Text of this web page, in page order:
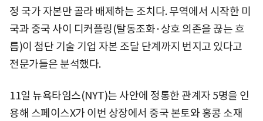
정 국가 자본만 골라 배제하는 조치다. 무역에서 시작한 미
국과 중국 사이 디커플링(탈동조화·상호 의존을 끊는 흐
름)이 첨단 기술 기업 자본 조달 단계까지 번지고 있다고
전문가들은 분석했다.
11일 뉴욕타임스(NYT)는 사안에 정통한 관계자 5명을 인
용해 스페이스X가 이번 상장에서 중국 본토와 홍콩 소재